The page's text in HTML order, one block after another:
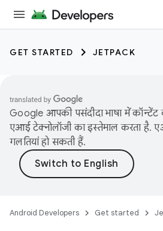
GET STARTED JETPACK
Google आपकी पसंदीदा भाषा में
एआई टेक्नोलॉजी का इस्तेमाल करता है.
गलतियां हो सकती हैं.
Android Developers Get started